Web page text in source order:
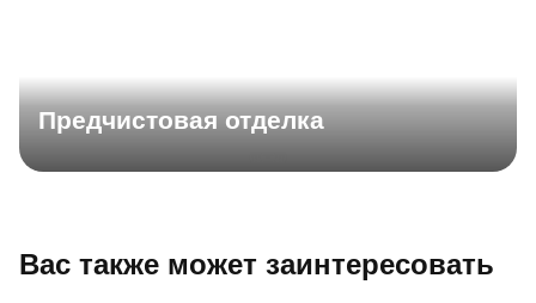
Предчистовая отделка
Вас также может заинтересовать